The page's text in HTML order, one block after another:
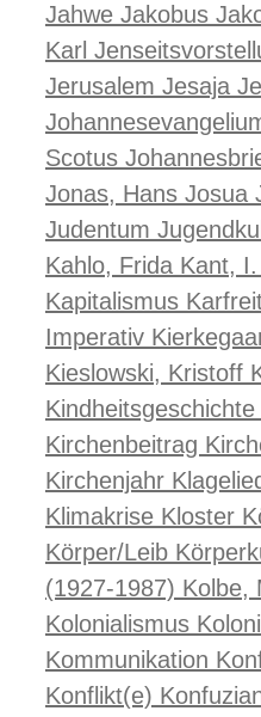
Jahwe Jakobus
Karl
Jerusalem Jesaja
Scotus
Jonas, Hans Josua
Judentum
Kahlo, Frida Kant,
Kapitalismus
Imperativ
Kieslowski, Kristoff
Kindheitsgeschichte
Kirchenbeitrag
Kirchenjahr
Klimakrise Kloster
Körper/Leib
(1927-1987) Kolbe,
Kolonialismus
Kommunikation
Konflikt(e)